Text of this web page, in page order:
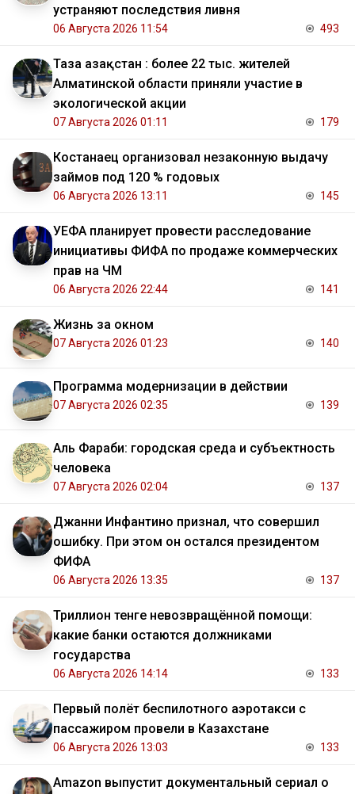
устраняют последствия ливня
06 Августа 2026 11:54 493
Таза Қазақстан : более 22 тыс. жителей
Алматинской области приняли участие в
экологической акции
07 Августа 2026 01:11 179
Костанаец организовал незаконную выдачу
займов под 120 % годовых
06 Августа 2026 13:11 145
УЕФА планирует провести расследование
инициативы ФИФА по продаже коммерческих
прав на ЧМ
06 Августа 2026 22:44 141
Жизнь за окном
07 Августа 2026 01:23 140
Программа модернизации в действии
07 Августа 2026 02:35 139
Аль Фараби: городская среда и субъектность
человека
07 Августа 2026 02:04 137
Джанни Инфантино признал, что совершил
ошибку. При этом он остался президентом
ФИФА
06 Августа 2026 13:35 137
Триллион тенге невозвращённой помощи:
какие банки остаются должниками
государства
06 Августа 2026 14:14 133
Первый полёт беспилотного аэротакси с
пассажиром провели в Казахстане
06 Августа 2026 13:03 133
Amazon выпустит документальный сериал о